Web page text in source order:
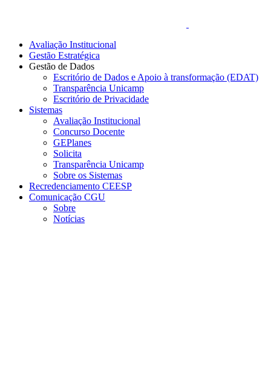
Avaliação Institucional
Gestão Estratégica
Gestão de Dados
Escritório de Dados e Apoio à transformação (EDAT)
Transparência Unicamp
Escritório de Privacidade
Sistemas
Avaliação Institucional
Concurso Docente
GEPlanes
Solicita
Transparência Unicamp
Sobre os Sistemas
Recredenciamento CEESP
Comunicação CGU
Sobre
Notícias